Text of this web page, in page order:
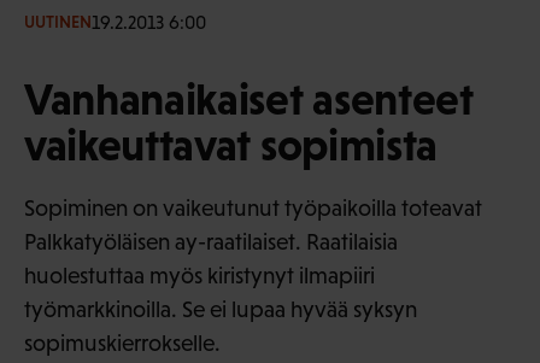
·UUTINEN19.2.2013 6:00
Vanhanaikaiset asenteet
vaikeuttavat sopimista
Sopiminen on vaikeutunut työpaikoilla toteavat
Palkkatyöläisen ay-raatilaiset. Raatilaisia
huolestuttaa myös kiristynyt ilmapiiri
työmarkkinoilla. Se ei lupaa hyvää syksyn
sopimuskierrokselle.